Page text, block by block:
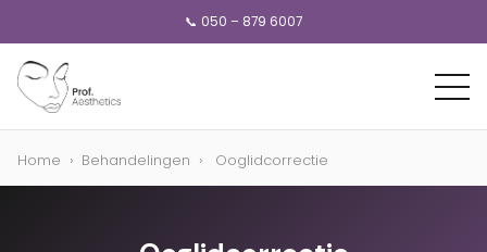
📞 050 – 879 6007
Home › Behandelingen › Ooglidcorrectie